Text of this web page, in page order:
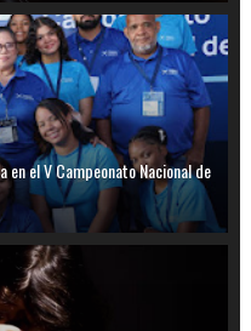
en el V Campeonato Nacional de